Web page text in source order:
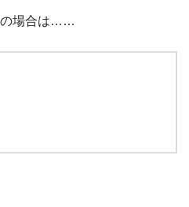
の場合は……